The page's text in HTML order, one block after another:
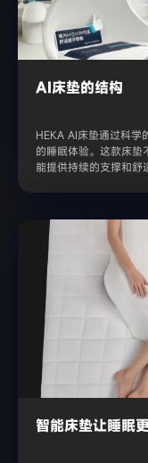
AI床垫的结构
HEKA AI床垫通过科学
的睡眠体验。这款床垫
能提供持续的支撑和舒
智能床垫让睡眠